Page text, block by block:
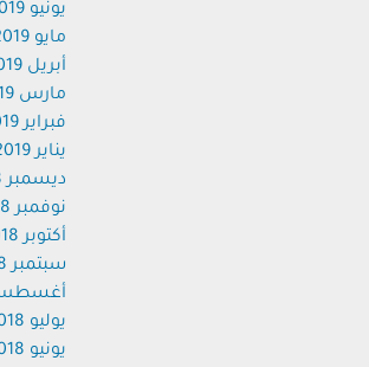
يونيو 2019
مايو 2019
أبريل 2019
مارس 2019
فبراير 2019
يناير 2019
ديسمبر 2018
نوفمبر 2018
أكتوبر 2018
سبتمبر 2018
أغسطس 2018
يوليو 2018
يونيو 2018